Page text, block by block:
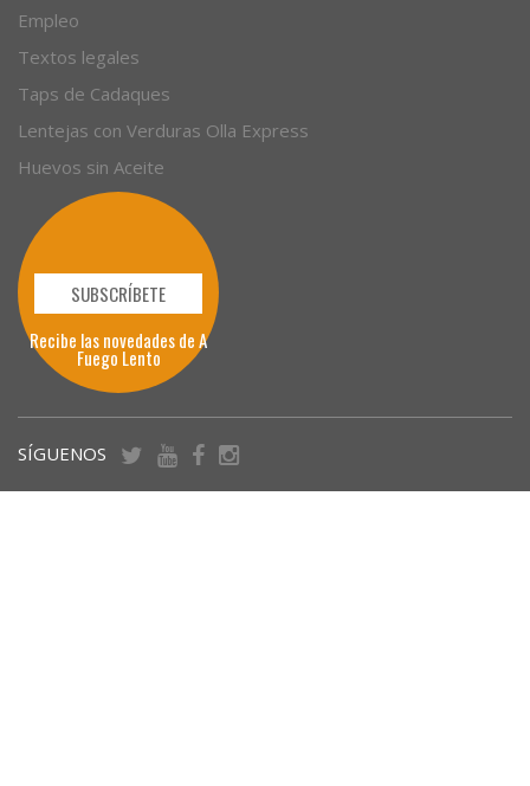
Empleo
Textos legales
Taps de Cadaques
Lentejas con Verduras Olla Express
Huevos sin Aceite
SUBSCRÍBETE
Recibe las novedades de A
Fuego Lento
SÍGUENOS